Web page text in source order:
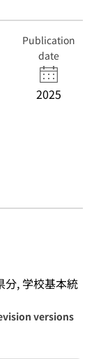
Publication
date
2025
分, 学校基本統
versions